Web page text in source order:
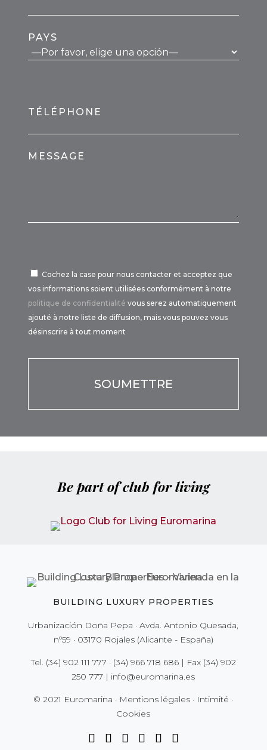
PAYS
TÉLÉPHONE
MESSAGE
Cochez la case pour nous contacter et acceptez que
vos informations soient utilisées conformément à notre
politique de confidentialitévous serez automatiquement
ajouté à notre liste de diffusion, mais vous pouvez vous
désinscrire à tout moment
Be part of club for living
BUILDING LUXURY PROPERTIES
Urbanización Doña Pepa · Avda. Antonio Quesada,
nº59 · 03170 Rojales (Alicante - España)
Tel. (34) 902 111 777 · (34) 966 718 686| Fax (34) 902
250 777 | info@euromarina.es
© 2021 Euromarina · Mentions légales · Intimité ·
Cookies